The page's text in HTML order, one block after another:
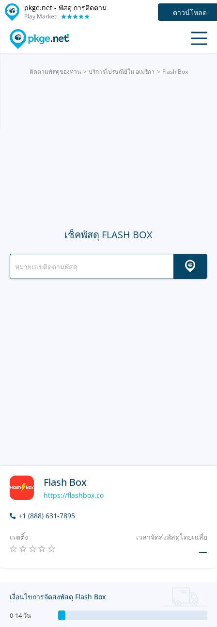
pkge.net - พัสดุ การติดตาม
Play Market: ดาวน์โหลด
ติดตามพัสดุของท่าน บริการไปรษณีย์ใน อเมริกา Flash Box
เช็คพัสดุ FLASH BOX
Flash Box
https://flashbox.co
+1 (888) 631-7895
เรตติ้ง เวลาจัดส่งพัสดุโดยเฉลี่ย
—
เงื่อนไขการจัดส่งพัสดุ Flash Box
0-14 วัน